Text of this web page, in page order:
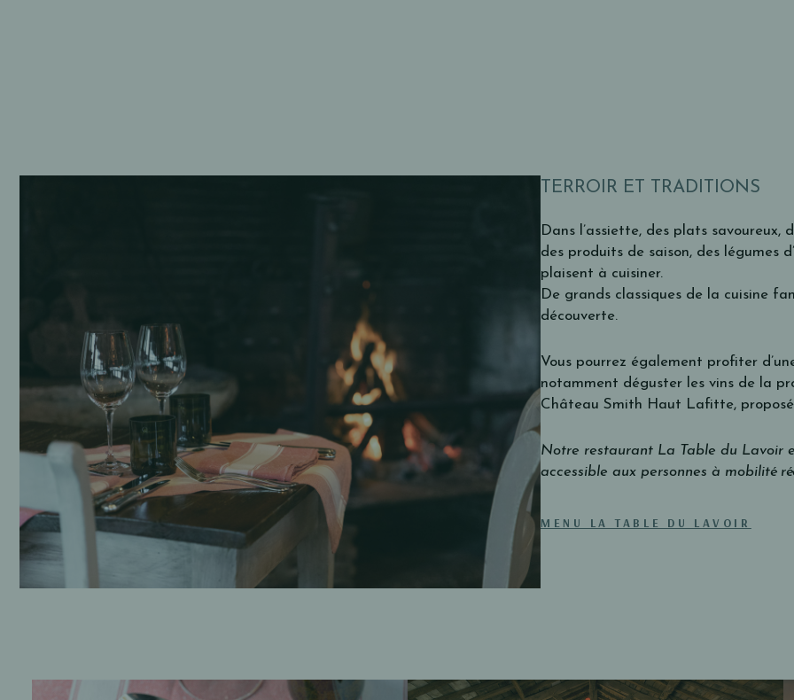
TERROIR ET TRADITIONS
Dans l’assiette, des plats savoureux,
des produits de saison, des légumes
plaisent à cuisiner.
De grands classiques de la cuisine
découverte.
Vous pourrez également profiter
notamment déguster les vins de la
Château Smith Haut Lafitte,
Notre restaurant La Table du Lavoir
accessible aux personnes à mobilité
MENU LA TABLE DU LAVOIR